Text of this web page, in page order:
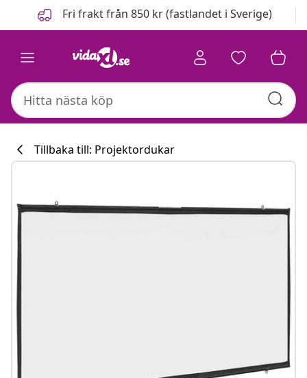
FöregåendeFri frakt från 850 kr (fastlandet i Sverige)
Tillbaka till: Projektordukar